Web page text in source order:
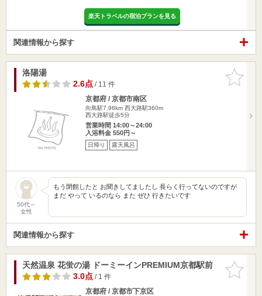
楽天トラベルの宿泊プランを見る
関連情報から探す
お気に入
りに追加
洛陽湯
2.6点/ 11 件
京都府 / 京都市南区
向島駅7.98km 西大路駅360m
西大路駅徒歩5分
営業時間 14:00～24:00
入浴料金 550円～
日帰り 露天風呂
50代～
女性
もう閉館したと お聞きしてましたし 長らく行ってないのですが
まだ やって いるのなら また ぜひ 行きたいです
関連情報から探す
お気に入
りに追加
天然温泉 花蛍の湯 ドーミーインPREMIUM京都駅前
3.0点/ 1 件
京都府 / 京都市下京区